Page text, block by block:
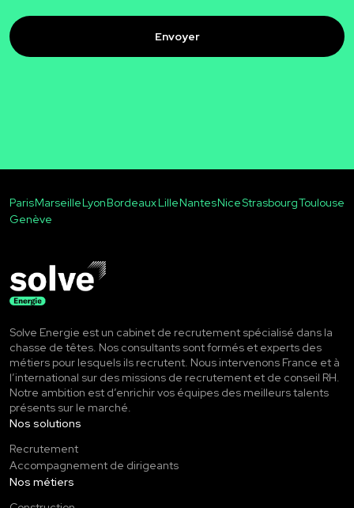
ParisMarseilleLyonBordeauxLilleNantesNiceStrasbourgToulouse
Genève
Solve Energie est un cabinet de recrutement spécialisé dans la
chasse de têtes. Nos consultants sont formés et experts des
métiers pour lesquels ils recrutent. Nous intervenons France et à
l’international sur des missions de recrutement et de conseil RH.
Notre ambition est d’enrichir vos équipes des meilleurs talents
présents sur le marché.
Nos solutions
Recrutement
Accompagnement de dirigeants
Nos métiers